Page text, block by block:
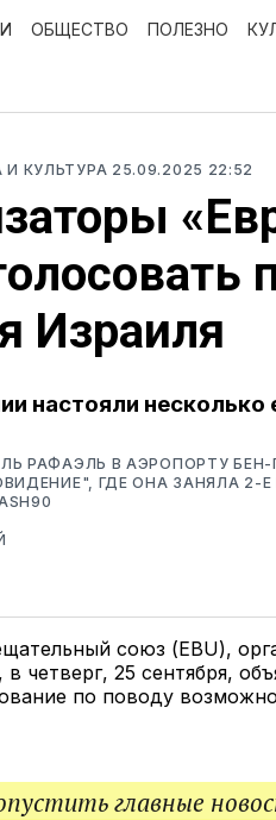
ОБЩЕСТВО ПОЛЕЗНО
И КУЛЬТУРА 25.09.2025 22:52
Израиля
настояли
РАФАЭЛЬ В АЭРОПОРТУ
ГДЕ ОНА ЗАНЯЛА 2-
союз (EBU),
четверг, 25 сентября,
по поводу
главные